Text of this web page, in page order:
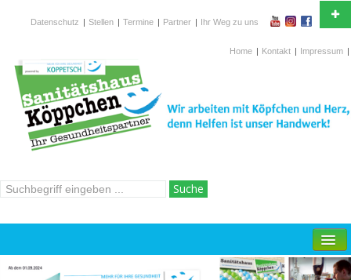
Ihr Partner in Gesundheitsfragen und in der
Hotline
02 12 / 2 67 760
Ihr Weg zu uns
Partner |
Termine |
Stellen |
Datenschutz |
Impressum |
Kontakt |
Home |
ÜBER UNS